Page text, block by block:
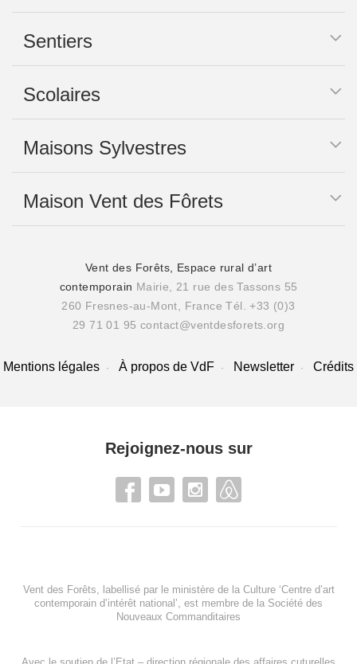
Sentiers
Scolaires
Maisons Sylvestres
Maison Vent des Fôrets
Vent des Forêts, Espace rural d’art
contemporain Mairie, 21 rue des Tassons 55
260 Fresnes-au-Mont, France Tél. +33 (0)3
29 71 01 95 contact@ventdesforets.org
Mentions légales À propos de VdF Newsletter Crédits
Rejoignez-nous sur
Vent des Forêts, labellisé par le ministère de la Culture ‘Centre d’art
contemporain d’intérêt national’, est membre de la Société des
Nouveaux Commanditaires